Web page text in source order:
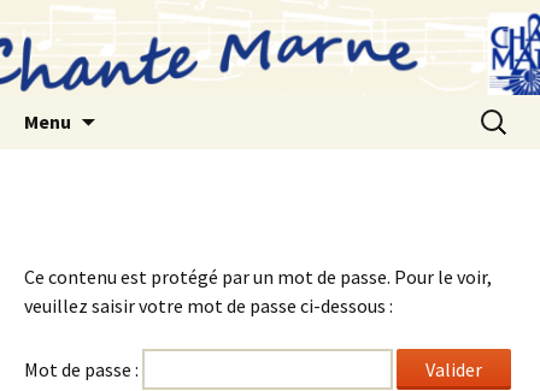
au
contenu
Menu
Ce contenu est protégé par un mot de passe. Pour le voir,
veuillez saisir votre mot de passe ci-dessous :
Mot de passe :